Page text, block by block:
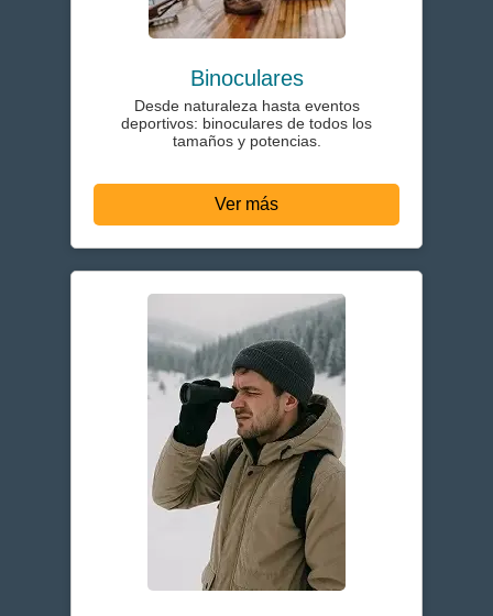
Binoculares
Desde naturaleza hasta eventos
deportivos: binoculares de todos los
tamaños y potencias.
Ver más